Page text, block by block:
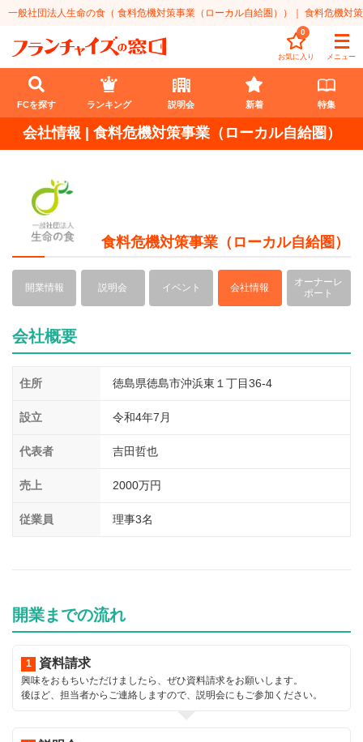
一般社団法人生命の食（ 食料危機対策事業（ローカル自給圏））｜ 食料危機対
お気に入り
0
メニュー
FCを探す
業種
代理店業
教育・保育業
飲食・菓子業
無店舗系
介護・福祉業
美容・健康業
海外FC本部
インターン独立・社員募集
開業資金
1円〜100万円
101万円～300万円
301万円～500万円
エリア
北海道
東北
ランキング
総合ランキング
法人様オススメ
週間ランキング
説明会
FCを探す ランキング 説明会 新着 特集
会社情報 | 食料危機対策事業（ローカル自給圏）
食料危機対策事業（ローカル自給圏）
開業情報 説明会 イベント 会社情報
オーナーレ
ポート
会社概要
住所 徳島県徳島市沖浜東１丁目36-4
設立 令和4年7月
代表者 吉田哲也
売上 2000万円
従業員 理事3名
開業までの流れ
資料請求
興味をおもちいただけましたら、ぜひ資料請求をお願いします。
後ほど、担当者からご連絡しますので、説明会にもご参加ください。